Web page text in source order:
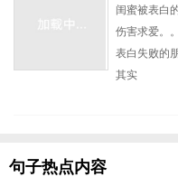
闺蜜被表白
伤害求爱。
表白失败的
其实
句子热点内容